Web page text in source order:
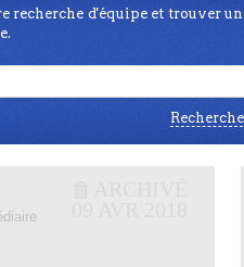
site officiel
serveurs
recherche d'équipe et trouver